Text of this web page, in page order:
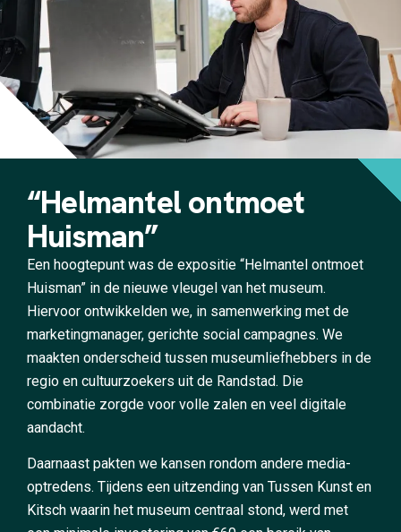
“Helmantel ontmoet
Huisman”
Een hoogtepunt was de expositie “Helmantel ontmoet
Huisman” in de nieuwe vleugel van het museum.
Hiervoor ontwikkelden we, in samenwerking met de
marketingmanager, gerichte social campagnes. We
maakten onderscheid tussen museumliefhebbers in de
regio en cultuurzoekers uit de Randstad. Die
combinatie zorgde voor volle zalen en veel digitale
aandacht.
Daarnaast pakten we kansen rondom andere media-
optredens. Tijdens een uitzending van Tussen Kunst en
Kitsch waarin het museum centraal stond, werd met